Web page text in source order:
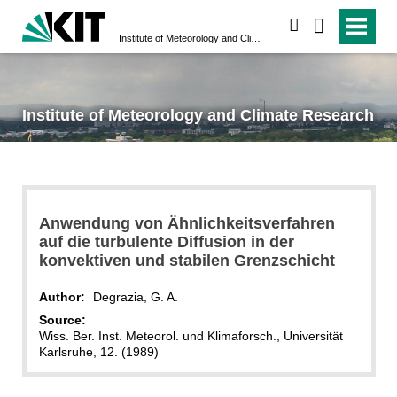
Institute of Meteorology and Climate Research
Anwendung von Ähnlichkeitsverfahren
auf die turbulente Diffusion in der
konvektiven und stabilen Grenzschicht
Author:
Degrazia, G. A.
Source:
Wiss. Ber. Inst. Meteorol. und Klimaforsch., Universität
Karlsruhe, 12. (1989)